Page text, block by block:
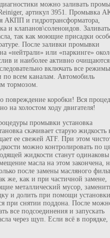
можно заливать
артикул 3951. Промывка
АКПП и гидротрансформатора,
и клапанов\соленоидов. Заливать
так как моющие присадки
После заливки промывки
«нейтрали» или «паркинге»
и наиболее активно
включать все режимы
всем каналам. Автомобиль
тормозом.
повреждение коробки! Вся
на холостом ходу двигателя!
промывки установка
скачивает старую жидкость
ее свежей ATF. При этом
можно контролировать по
жидкости станут одинаковы
масла на этом закончена,
после замены масляного
же, как и при частичной замене,
металлический мусор,
и долить при помощи
при снятии поддона. После
все подсоединения и запускать
через щуп. Если всё в порядке,